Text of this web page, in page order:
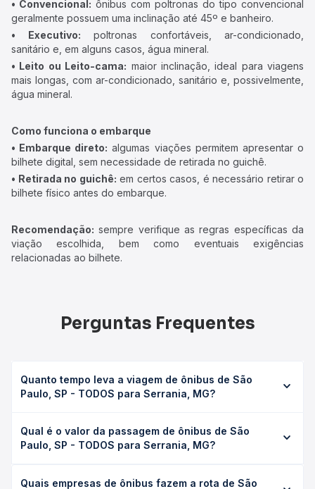
• Convencional: ônibus com poltronas do tipo convencional
geralmente possuem uma inclinação até 45º e banheiro.
• Executivo: poltronas confortáveis, ar-condicionado,
sanitário e, em alguns casos, água mineral.
• Leito ou Leito-cama: maior inclinação, ideal para viagens
mais longas, com ar-condicionado, sanitário e, possivelmente,
água mineral.
Como funciona o embarque
• Embarque direto: algumas viações permitem apresentar o
bilhete digital, sem necessidade de retirada no guichê.
• Retirada no guichê: em certos casos, é necessário retirar o
bilhete físico antes do embarque.
Recomendação: sempre verifique as regras específicas da
viação escolhida, bem como eventuais exigências
relacionadas ao bilhete.
Perguntas Frequentes
Quanto tempo leva a viagem de ônibus de São
Paulo, SP - TODOS para Serrania, MG?
Serrania, MG leva em média 6h 20min, podendo variar
conforme a viação, o tipo de serviço (convencional,
Qual é o valor da passagem de ônibus de São
Paulo, SP - TODOS para Serrania, MG?
TODOS para Serrania, MG custa em média R$ 239,99 e
Quais empresas de ônibus fazem a rota de São